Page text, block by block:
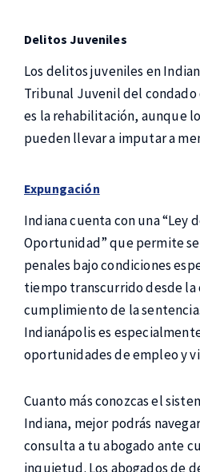
Delitos Juveniles
Los delitos juveniles en
Tribunal Juvenil del condado
es la rehabilitación, aunque
pueden llevar a imputar a
Expungación
Indiana cuenta con una “Ley
Oportunidad” que permite
penales bajo condiciones
tiempo transcurrido desde la
cumplimiento de la
Indianápolis es
oportunidades de empleo y
Cuanto más conozcas el
Indiana, mejor podrás
consulta a tu abogado ante
inquietud. Los abogados de